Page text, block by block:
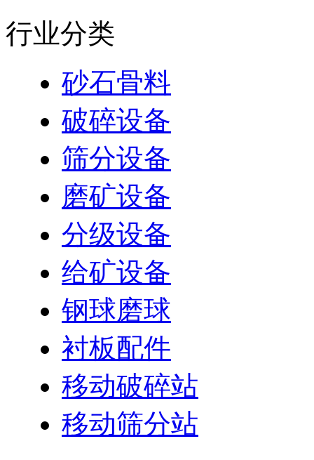
行业分类
砂石骨料
破碎设备
筛分设备
磨矿设备
分级设备
给矿设备
钢球磨球
衬板配件
移动破碎站
移动筛分站